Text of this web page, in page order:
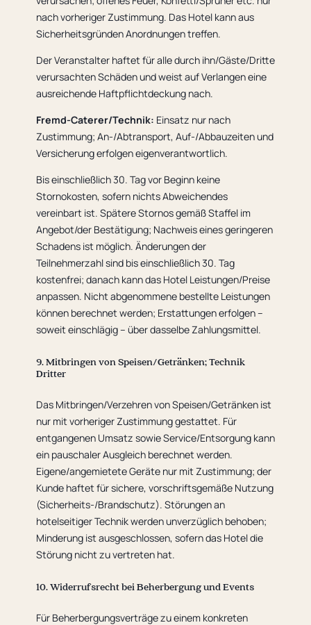
nach vorheriger Zustimmung. Das Hotel kann aus
Sicherheitsgründen Anordnungen treffen.
Der Veranstalter haftet für alle durch ihn/Gäste/Dritte
verursachten Schäden und weist auf Verlangen eine
ausreichende Haftpflichtdeckung nach.
Fremd-Caterer/Technik: Einsatz nur nach
Zustimmung; An-/Abtransport, Auf-/Abbauzeiten und
Versicherung erfolgen eigenverantwortlich.
Bis einschließlich 30. Tag vor Beginn keine
Stornokosten, sofern nichts Abweichendes
vereinbart ist. Spätere Stornos gemäß Staffel im
Angebot/der Bestätigung; Nachweis eines geringeren
Schadens ist möglich. Änderungen der
Teilnehmerzahl sind bis einschließlich 30. Tag
kostenfrei; danach kann das Hotel Leistungen/Preise
anpassen. Nicht abgenommene bestellte Leistungen
können berechnet werden; Erstattungen erfolgen –
soweit einschlägig – über dasselbe Zahlungsmittel.
9. Mitbringen von Speisen/Getränken; Technik
Dritter
Das Mitbringen/Verzehren von Speisen/Getränken ist
nur mit vorheriger Zustimmung gestattet. Für
entgangenen Umsatz sowie Service/Entsorgung kann
ein pauschaler Ausgleich berechnet werden.
Eigene/angemietete Geräte nur mit Zustimmung; der
Kunde haftet für sichere, vorschriftsgemäße Nutzung
(Sicherheits-/Brandschutz). Störungen an
hotelseitiger Technik werden unverzüglich behoben;
Minderung ist ausgeschlossen, sofern das Hotel die
Störung nicht zu vertreten hat.
10. Widerrufsrecht bei Beherbergung und Events
Für Beherbergungsverträge zu einem konkreten